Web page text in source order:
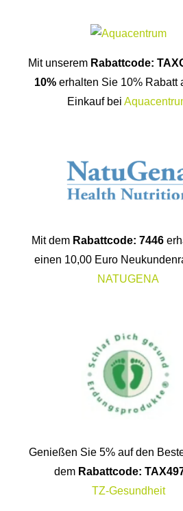
Mit unserem Rabattcode:
10%erhalten Sie 10% Rabatt
Einkauf bei
Mit dem Rabattcode: 7446
einen 10,00 Euro
NATUGENA
Genießen Sie 5% auf den
dem Rabattcode:
TZ-Gesundheit